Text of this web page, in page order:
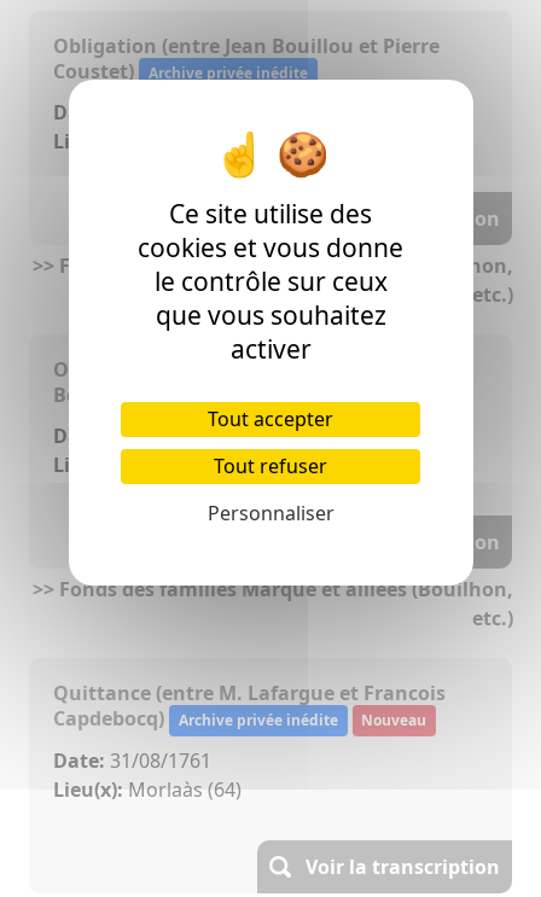
Obligation (entre Jean Bouillou et Pierre
Coustet)
Archive privée inédite
Date:
Lieu(x):
Morlaàs (64)
Voir la transcription
>> Fonds des familles Marque et alliées (Bouilhon,
etc.)
Obligation (entre Jean Poueylaud et Jean
Bouillon)
Date:
28/12/1759
Lieu(x):
Morlaàs (64)
Voir la transcription
>> Fonds des familles Marque et alliées (Bouilhon,
etc.)
Quittance (entre M. Lafargue et Francois
Capdebocq)
Archive privée inédite Nouveau
Date: 31/08/1761
Lieu(x): Morlaàs (64)
Voir la transcription
Ce site utilise des
cookies et vous donne
le contrôle sur ceux
que vous souhaitez
activer
Tout accepter
Tout refuser
Personnaliser